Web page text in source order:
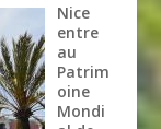
Nice
entre
au
Patrim
oine
Mondi